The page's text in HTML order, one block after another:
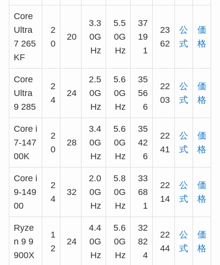
Core
Ultra
7 265
KF
2
0
20
3.3
0G
Hz
5.5
0G
Hz
37
19
1
23
62
公
式
価
格
Core
Ultra
9 285
2
4
24
2.5
0G
Hz
5.6
0G
Hz
35
56
6
22
03
公
式
価
格
Core i
7-147
00K
2
0
28
3.4
0G
Hz
5.6
0G
Hz
35
42
6
22
41
公
式
価
格
Core i
9-149
00
2
4
32
2.0
0G
Hz
5.8
0G
Hz
33
68
1
22
14
公
式
価
格
Ryze
n 9 9
900X
1
2
24
4.4
0G
Hz
5.6
0G
Hz
32
82
4
22
44
公
式
価
格